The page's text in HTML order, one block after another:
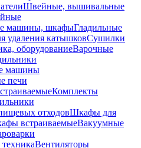
Швейные, вышивальные
машины, шкафыГладильные
удаления катышковСушилки
оборудованиеВарочные
машины
печи
Комплекты
отходовШкафы для
встраиваемыеВакуумные
Вентиляторы